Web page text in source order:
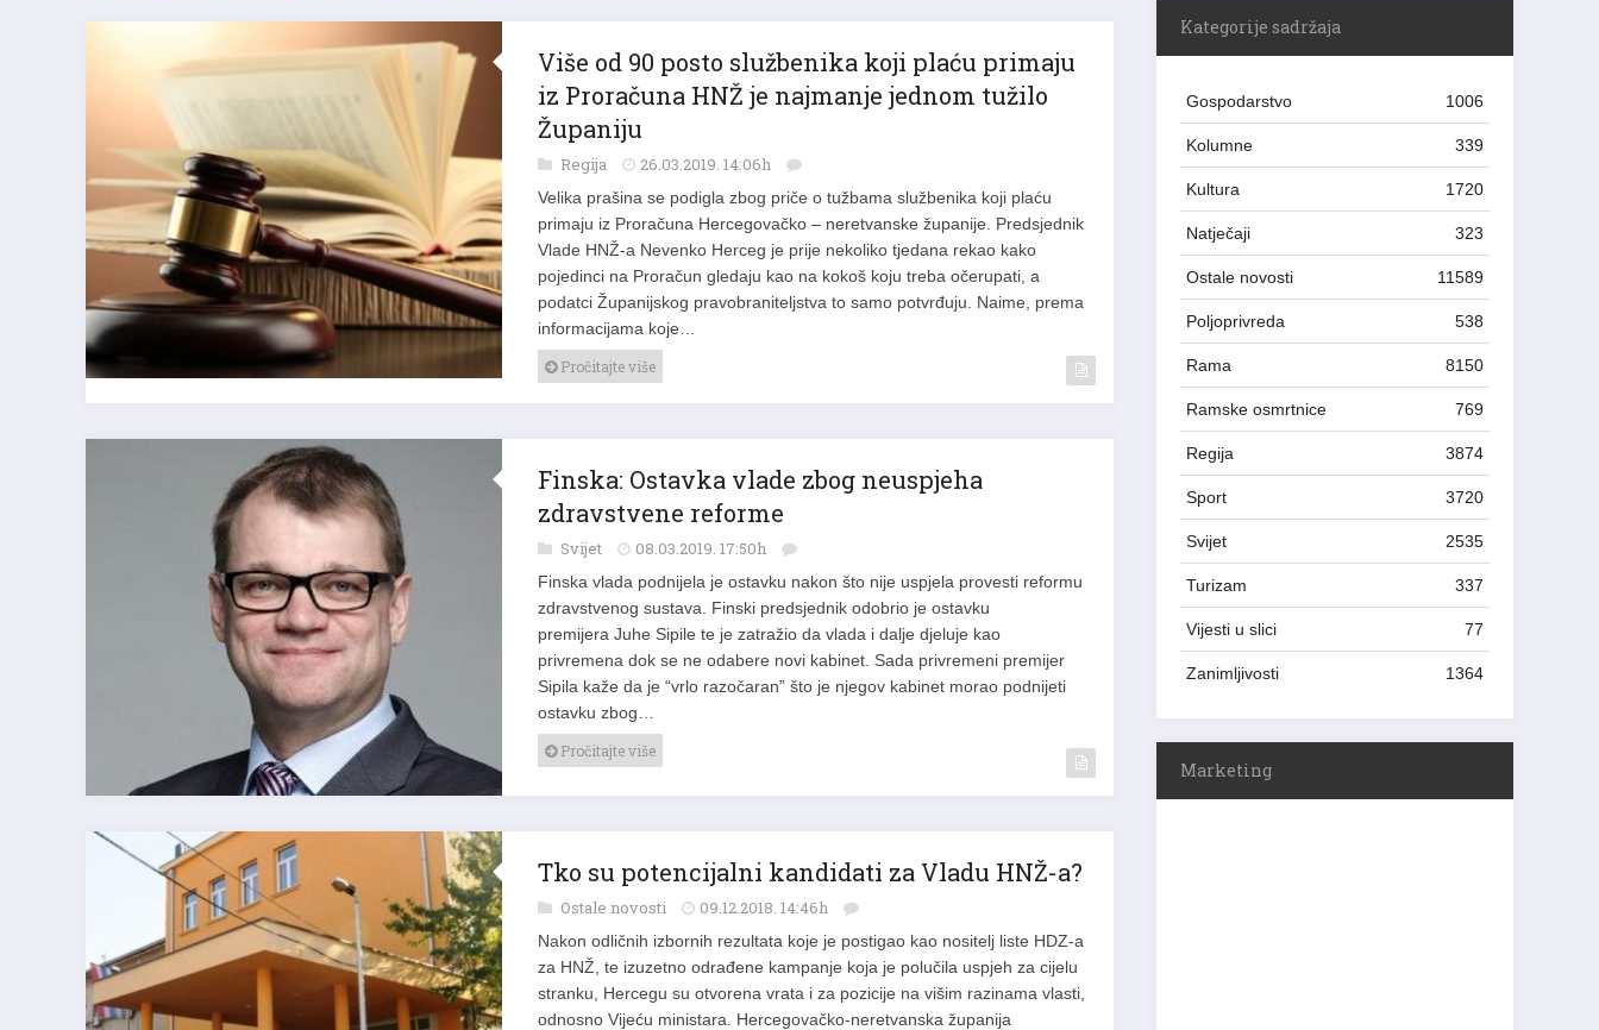
Više od 90 posto službenika koji plaću primaju
iz Proračuna HNŽ je najmanje jednom tužilo
Županiju
Regija 26.03.2019. 14:06h
Velika prašina se podigla zbog priče o tužbama službenika koji plaću
primaju iz Proračuna Hercegovačko – neretvanske županije. Predsjednik
Vlade HNŽ-a Nevenko Herceg je prije nekoliko tjedana rekao kako
pojedinci na Proračun gledaju kao na kokoš koju treba očerupati, a
podatci Županijskog pravobraniteljstva to samo potvrđuju. Naime, prema
informacijama koje…
Pročitajte više
Finska: Ostavka vlade zbog neuspjeha
zdravstvene reforme
Svijet 08.03.2019. 17:50h
Finska vlada podnijela je ostavku nakon što nije uspjela provesti reformu
zdravstvenog sustava. Finski predsjednik odobrio je ostavku
premijera Juhe Sipile te je zatražio da vlada i dalje djeluje kao
privremena dok se ne odabere novi kabinet. Sada privremeni premijer
Sipila kaže da je “vrlo razočaran” što je njegov kabinet morao podnijeti
ostavku zbog…
Pročitajte više
Tko su potencijalni kandidati za Vladu HNŽ-a?
Ostale novosti 09.12.2018. 14:46h
Nakon odličnih izbornih rezultata koje je postigao kao nositelj liste HDZ-a
za HNŽ, te izuzetno odrađene kampanje koja je polučila uspjeh za cijelu
stranku, Hercegu su otvorena vrata i za pozicije na višim razinama vlasti,
odnosno Vijeću ministara. Hercegovačko-neretvanska županija
Kategorije sadržaja
Gospodarstvo 1006
Kolumne 339
Kultura 1720
Natječaji 323
Ostale novosti 11589
Poljoprivreda 538
Rama 8150
Ramske osmrtnice 769
Regija 3874
Sport 3720
Svijet 2535
Turizam 337
Vijesti u slici 77
Zanimljivosti 1364
Marketing